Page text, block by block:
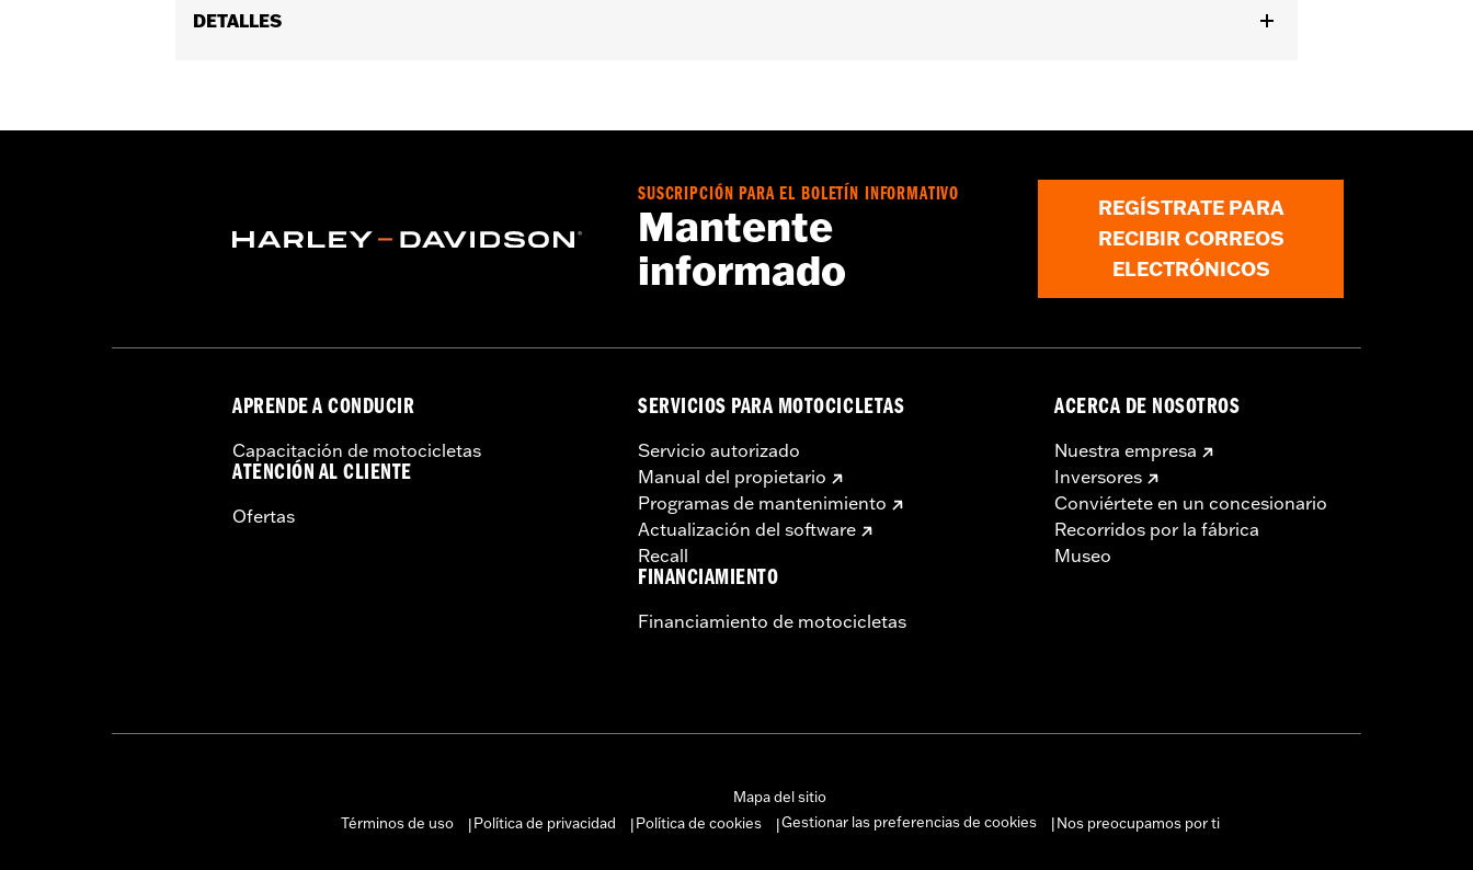
DETALLES
extraíble,Con ventilación
Tienda: Cool,Warm
SUSCRIPCIÓN PARA EL BOLETÍN INFORMATIVO
Mantente
informado
REGÍSTRATE PARA
RECIBIR CORREOS
ELECTRÓNICOS
APRENDE A CONDUCIR
Capacitación de motocicletas
ATENCIÓN AL CLIENTE
Ofertas
SERVICIOS PARA MOTOCICLETAS
Servicio autorizado
Manual del propietario
Programas de mantenimiento
Actualización del software
Recall
FINANCIAMIENTO
Financiamiento de motocicletas
ACERCA DE NOSOTROS
Nuestra empresa
Inversores
Conviértete en un concesionario
Recorridos por la fábrica
Museo
Mapa del sitio
Términos de uso
Política de privacidad Política de cookies Gestionar las preferencias de cookies |Nos preocupamos por ti